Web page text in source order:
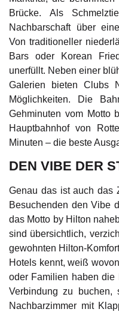
Brücke. Als
Nachbarschaft über
Von traditioneller
Bars oder Korean
unerfüllt. Neben einer
Galerien bieten Clubs
Möglichkeiten. Die
Gehminuten vom Motto
Hauptbahnhof von
Minuten – die beste
DEN VIBE DER
Genau das ist auch das
Besuchenden den Vibe
das Motto by Hilton
sind übersichtlich,
gewohnten Hilton-
Hotels kennt, weiß
oder Familien haben die
Verbindung zu
Nachbarzimmer mit